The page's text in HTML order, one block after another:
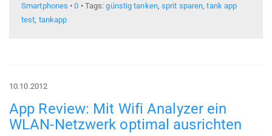
Smartphones • 0 • Tags:günstig tanken,sprit sparen ,tank app
test tankapp
10.10.2012
App Review: Mit Wifi Analyzer ein
WLAN-Netzwerk optimal ausrichten